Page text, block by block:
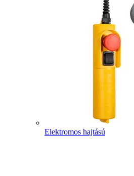
Elektromos hajtású